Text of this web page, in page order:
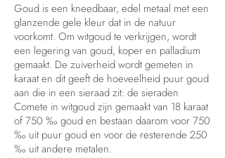
Goud is een kneedbaar, edel metaal met een
glanzende gele kleur dat in de natuur
voorkomt. Om witgoud te verkrijgen, wordt
een legering van goud, koper en palladium
gemaakt. De zuiverheid wordt gemeten in
karaat en dit geeft de hoeveelheid puur goud
aan die in een sieraad zit: de sieraden
Comete in witgoud zijn gemaakt van 18 karaat
of 750 ‰ goud en bestaan daarom voor 750
‰ uit puur goud en voor de resterende 250
‰ uit andere metalen.